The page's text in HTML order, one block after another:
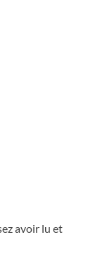
avoir lu et